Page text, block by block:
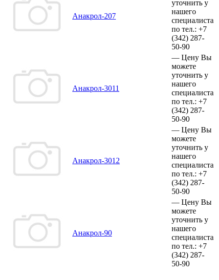
Анакрол-207
уточнить у
нашего
специалиста
по тел.: +7
(342) 287-
50-90
Анакрол-3011
— Цену Вы
можете
уточнить у
нашего
специалиста
по тел.: +7
(342) 287-
50-90
Анакрол-3012
— Цену Вы
можете
уточнить у
нашего
специалиста
по тел.: +7
(342) 287-
50-90
Анакрол-90
— Цену Вы
можете
уточнить у
нашего
специалиста
по тел.: +7
(342) 287-
50-90